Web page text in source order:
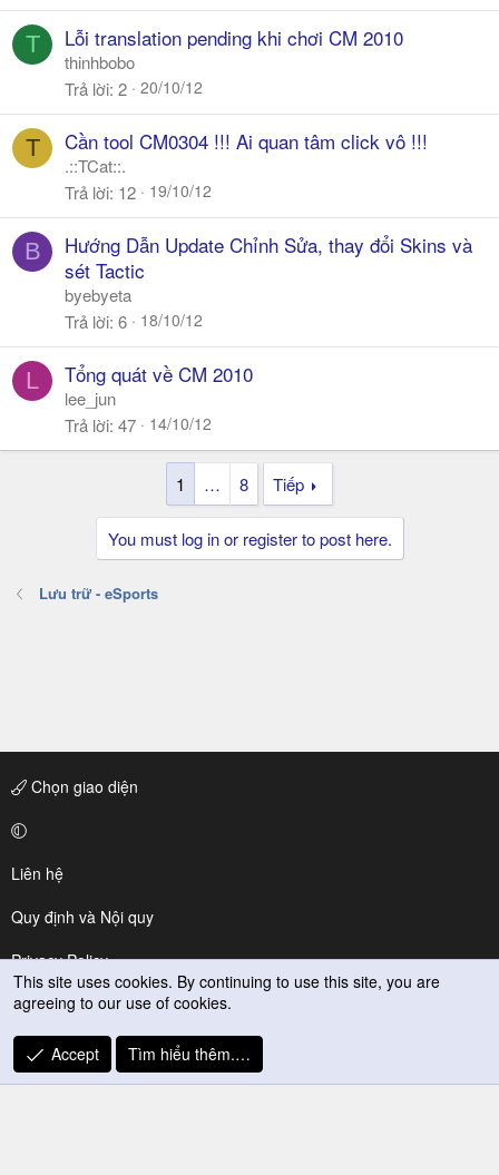
T Lỗi translation pending khi chơi CM 2010
thinhbobo
Trả lời 2 20/10/12
T Cần tool CM0304 !!! Ai quan tâm click vô !!!
.::TCat::.
Trả lời 12 19/10/12
B
Hướng Dẫn Update Chỉnh Sửa, thay đổi Skins và
sét Tactic
byebyeta
Trả lời 6 18/10/12
L Tổng quát về CM 2010
lee_jun
Trả lời 47 14/10/12
1 … 8 Tiếp
You must log in or register to post here.
Lưu trữ - eSports
Chọn giao diện
Liên hệ
Quy định và Nội quy
Privacy Policy
Trợ giúp
R
S
This site uses cookies. By continuing to use this site, you are
agreeing to our use of cookies.
Accept Tìm hiểu thêm.…